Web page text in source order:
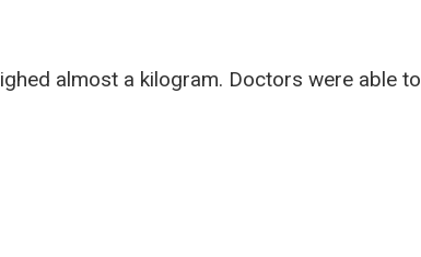
almost a kilogram. Doctors were able to